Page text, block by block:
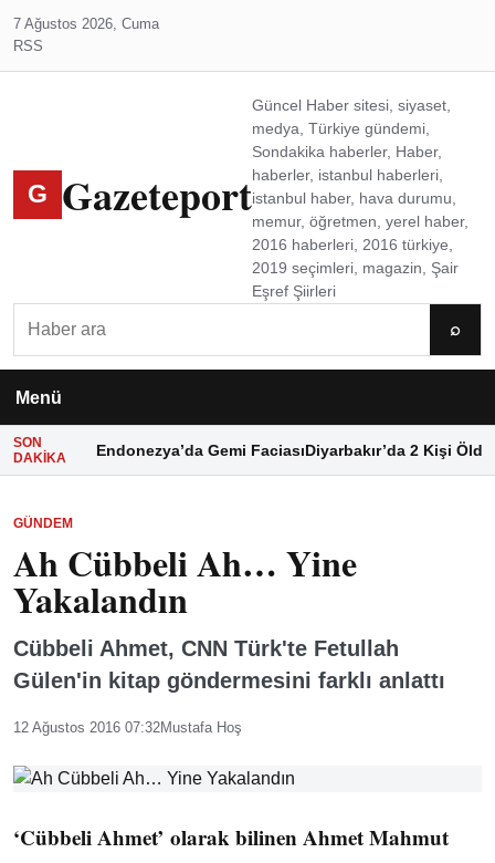
7 Ağustos 2026, Cuma
RSS
G Gazeteport
Güncel Haber sitesi, siyaset,
medya, Türkiye gündemi,
Sondakika haberler, Haber,
haberler, istanbul haberleri,
istanbul haber, hava durumu,
memur, öğretmen, yerel haber,
2016 haberleri, 2016 türkiye,
2019 seçimleri, magazin, Şair
Eşref Şiirleri
⌕
Menü
SON
DAKIKA
Endonezya’da Gemi FaciasıDiyarbakır’da 2 Kişi Öldü
GÜNDEM
Ah Cübbeli Ah… Yine
Yakalandın
Cübbeli Ahmet, CNN Türk'te Fetullah
Gülen'in kitap göndermesini farklı anlattı
12 Ağustos 2016 07:32Mustafa Hoş
‘Cübbeli Ahmet’ olarak bilinen Ahmet Mahmut